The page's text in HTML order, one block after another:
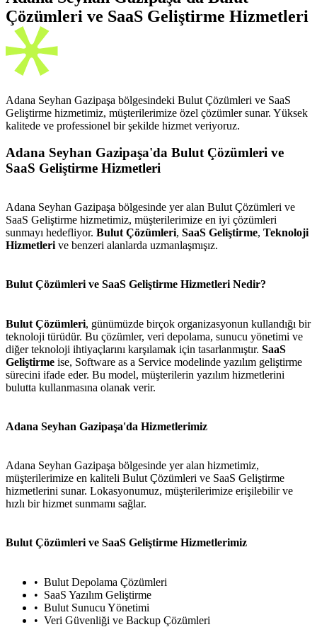
Çözümleri ve SaaS Geliştirme Hizmetleri
Adana Seyhan Gazipaşa bölgesindeki Bulut Çözümleri ve SaaS
Geliştirme hizmetimiz, müşterilerimize özel çözümler sunar. Yüksek
kalitede ve professionel bir şekilde hizmet veriyoruz.
Adana Seyhan Gazipaşa'da Bulut Çözümleri ve
SaaS Geliştirme Hizmetleri
Adana Seyhan Gazipaşa bölgesinde yer alan Bulut Çözümleri ve
SaaS Geliştirme hizmetimiz, müşterilerimize en iyi çözümleri
sunmayı hedefliyor. Bulut Çözümleri, SaaS Geliştirme, Teknoloji
Hizmetleri ve benzeri alanlarda uzmanlaşmışız.
Bulut Çözümleri ve SaaS Geliştirme Hizmetleri Nedir?
Bulut Çözümleri, günümüzde birçok organizasyonun kullandığı bir
teknoloji türüdür. Bu çözümler, veri depolama, sunucu yönetimi ve
diğer teknoloji ihtiyaçlarını karşılamak için tasarlanmıştır. SaaS
Geliştirme ise, Software as a Service modelinde yazılım geliştirme
sürecini ifade eder. Bu model, müşterilerin yazılım hizmetlerini
bulutta kullanmasına olanak verir.
Adana Seyhan Gazipaşa'da Hizmetlerimiz
Adana Seyhan Gazipaşa bölgesinde yer alan hizmetimiz,
müşterilerimize en kaliteli Bulut Çözümleri ve SaaS Geliştirme
hizmetlerini sunar. Lokasyonumuz, müşterilerimize erişilebilir ve
hızlı bir hizmet sunmamı sağlar.
Bulut Çözümleri ve SaaS Geliştirme Hizmetlerimiz
Bulut Depolama Çözümleri
SaaS Yazılım Geliştirme
Bulut Sunucu Yönetimi
Veri Güvenliği ve Backup Çözümleri